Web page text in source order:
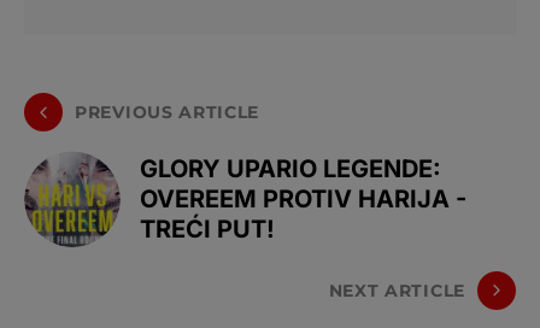
PREVIOUS ARTICLE
GLORY UPARIO LEGENDE:
OVEREEM PROTIV HARIJA -
TREĆI PUT!
NEXT ARTICLE